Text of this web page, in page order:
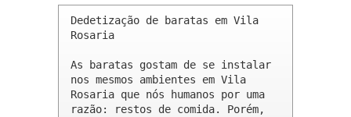
Dedetização de baratas em Vila
Rosaria
As baratas gostam de se instalar
nos mesmos ambientes em Vila
Rosaria que nós humanos por uma
razão: restos de comida. Porém,